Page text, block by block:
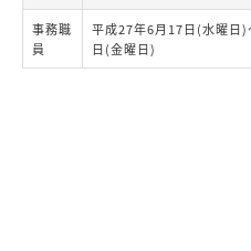
事務職
員
平成27年6月17日(水曜日
日(金曜日)